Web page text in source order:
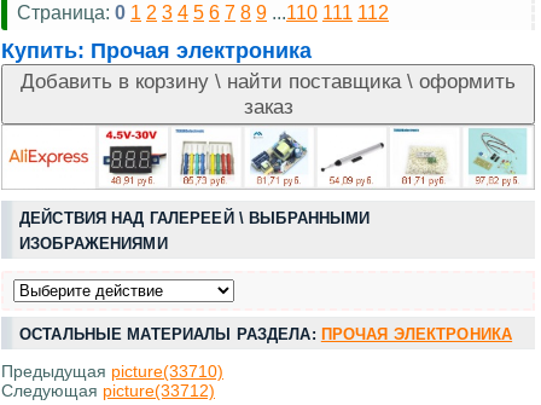
Страница: 0 1 2 3 4 5 6 7 8 9 ...110 111 112
Купить: Прочая электроника
ДЕЙСТВИЯ НАД ГАЛЕРЕЕЙ \ ВЫБРАННЫМИ
ИЗОБРАЖЕНИЯМИ
ОСТАЛЬНЫЕ МАТЕРИАЛЫ РАЗДЕЛА: ПРОЧАЯ ЭЛЕКТРОНИКА
Предыдущая picture(33710)
Следующая picture(33712)